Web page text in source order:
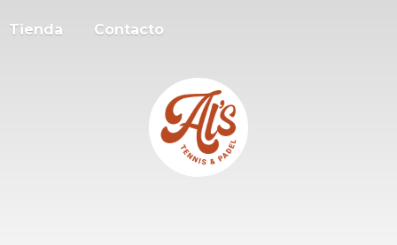
Tienda Contacto